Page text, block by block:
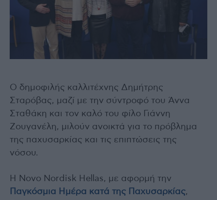
Ο δημοφιλής καλλιτέχνης Δημήτρης
Σταρόβας, μαζί με την σύντροφό του Άννα
Σταθάκη και τον καλό του φίλο Γιάννη
Ζουγανέλη, μιλούν ανοικτά για το πρόβλημα
της παχυσαρκίας και τις επιπτώσεις της
νόσου.
Η Novo Nordisk Hellas, με αφορμή την
Παγκόσμια Ημέρα κατά της Παχυσαρκίας,